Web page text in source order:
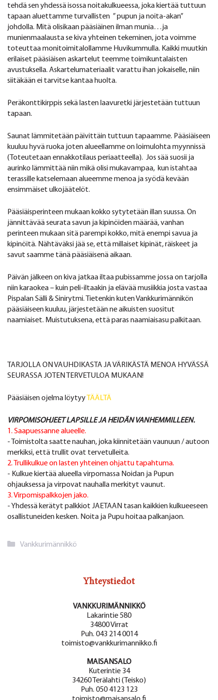
tehdä sen yhdessä isossa noitakulkueessa, joka kiertää tuttuun
tapaan aluettamme turvallisten ” pupun ja noita-akan”
johdolla. Mitä olisikaan pääsiäinen ilman munia…ja
munienmaalausta se kiva yhteinen tekeminen, jota voimme
toteuttaa monitoimitalollamme Huvikummulla. Kaikki muutkin
erilaiset pääsiäisen askartelut teemme toimikuntalaisten
avustuksella. Askartelumateriaalit varattu ihan jokaiselle, niin
siitäkään ei tarvitse kantaa huolta.
Peräkonttikirppis sekä lasten laavuretki järjestetään tuttuun
tapaan.
Saunat lämmitetään päivittäin tuttuun tapaamme. Pääsiäiseen
kuuluu hyvä ruoka joten alueellamme on loimulohta myynnissä
(Toteutetaan ennakkotilaus periaatteella). Jos sää suosii ja
aurinko lämmittää niin mikä olisi mukavampaa, kun istahtaa
terassille katselemaan alueemme menoa ja syödä kevään
ensimmäiset ulkojäätelöt.
Pääsiäisperinteen mukaan kokko sytytetään illan suussa. On
jännittävää seurata savun ja kipinöiden määrää, vanhan
perinteen mukaan sitä parempi kokko, mitä enempi savua ja
kipinöitä. Nähtäväksi jää se, että millaiset kipinät, räiskeet ja
savut saamme tänä pääsiäisenä aikaan.
Päivän jälkeen on kiva jatkaa iltaa pubissamme jossa on tarjolla
niin karaokea – kuin peli-iltaakin ja elävää musiikkia josta vastaa
Pispalan Sälli & Sinirytmi. Tietenkin kuten Vankkurimännikön
pääsiäiseen kuuluu, järjestetään ne aikuisten suositut
naamiaiset. Muistutuksena, että paras naamiaisasu palkitaan.
TARJOLLA ON VAUHDIKASTA JA VÄRIKÄSTÄ MENOA HYVÄSSÄ
SEURASSA JOTEN TERVETULOA MUKAAN!
Pääsiäisen ojelma löytyyTÄÄLTÄ
VIRPOMISOHJEET LAPSILLE JA HEIDÄN VANHEMMILLEEN.
1. Saapuessanne alueelle.
- Toimistolta saatte nauhan, joka kiinnitetään vaunuun / autoon
merkiksi, että trullit ovat tervetulleita.
2. Trullikulkue on lasten yhteinen ohjattu tapahtuma.
- Kulkue kiertää alueella virpomassa Noidan ja Pupun
ohjauksessa ja virpovat nauhalla merkityt vaunut.
3. Virpomispalkkojen jako.
- Yhdessä kerätyt palkkiot JAETAAN tasan kaikkien kulkueeseen
osallistuneiden kesken. Noita ja Pupu hoitaa palkanjaon.
Kategoriat
Vankkurimännikkö
Yhteystiedot
VANKKURIMÄNNIKKÖ
Lakarintie 580
34800 Virrat
Puh. 043 214 0014
toimisto@vankkurimannikko.fi
MAISANSALO
Kuterintie 34
34260 Terälahti (Teisko)
Puh. 050 4123 123